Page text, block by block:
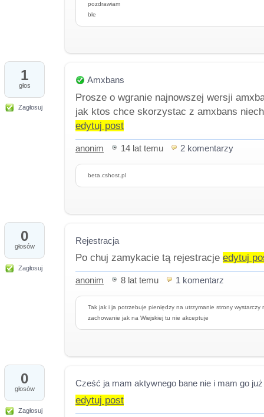
pozdrawiam
ble
1
głos
Zagłosuj
Amxbans
Prosze o wgranie najnowszej wersji
jak ktos chce skorzystac z amxbans
edytuj post
anonim 14 lat temu 2 komentarzy
beta.cshost.pl
0
głosów
Zagłosuj
Rejestracja
Po chuj zamykacie tą rejestracje edytuj
anonim 8 lat temu 1 komentarz
Tak jak i ja potrzebuje pieniędzy na utrzymanie strony
zachowanie jak na Wiejskiej tu nie akceptuje
0
głosów
Zagłosuj
Cześć ja mam aktywnego bane nie i mam go
edytuj post